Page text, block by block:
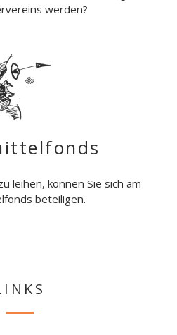
werden?
leihen, können Sie sich am
beteiligen.